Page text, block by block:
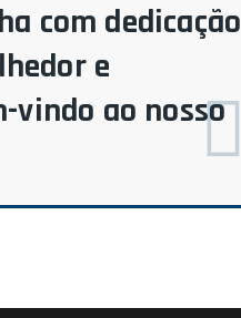
com dedicação
e
vindo ao nosso